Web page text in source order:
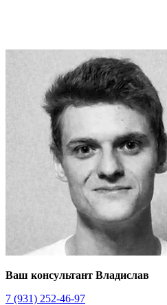
Ваш консультант Владислав
7 (931) 252-46-97